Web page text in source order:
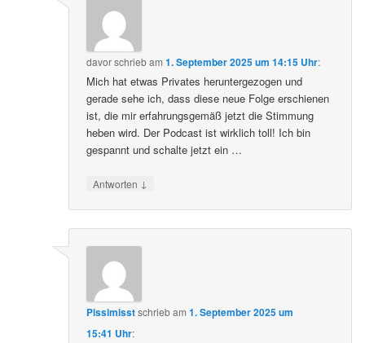
davorschriebam1. September 2025 um 14:15 Uhr:
Mich hat etwas Privates heruntergezogen und
gerade sehe ich, dass diese neue Folge erschienen
ist, die mir erfahrungsgemäß jetzt die Stimmung
heben wird. Der Podcast ist wirklich toll! Ich bin
gespannt und schalte jetzt ein …
Antworten ↓
Pissimisstschriebam1. September 2025 um
15:41 Uhr: